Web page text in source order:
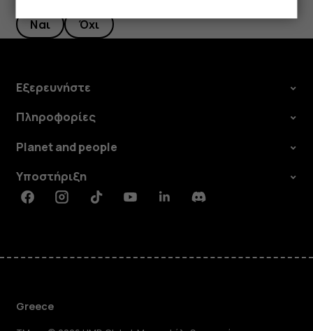
Ναι Όχι
Εξερευνήστε
Πληροφορίες
Planet and people
Υποστήριξη
FacebookInstagramTiktokYoutubeLinkedinDiscord
Greece